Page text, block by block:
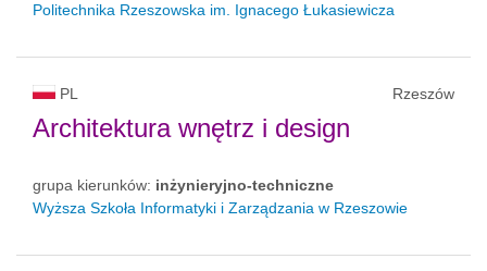
Politechnika Rzeszowska im. Ignacego Łukasiewicza
PL Rzeszów
Architektura wnętrz i design
grupa kierunków: inżynieryjno-techniczne
Wyższa Szkoła Informatyki i Zarządzania w Rzeszowie